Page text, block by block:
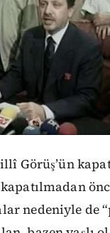
Görüş’ün
nedeniyle de